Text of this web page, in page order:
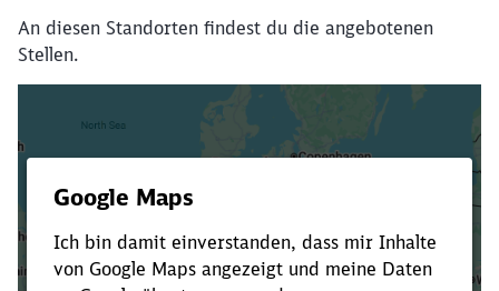
An diesen Standorten findest du die angebotenen
Stellen.